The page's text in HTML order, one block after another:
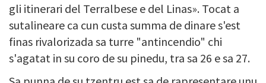
gli itinerari del Terralbese e del Linas». Tocat a
sutalineare ca cun custa summa de dinare s'est
finas rivalorizada sa turre "antincendio" chi
s'agatat in su coro de su pinedu, tra sa 26 e sa 27.